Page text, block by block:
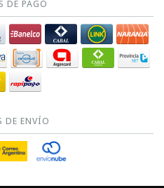
DE PAGO
DE ENVÍO